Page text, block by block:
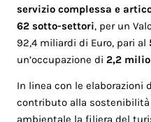
servizio complessa e
62 sotto-settori, per un
92,4 miliardi di Euro, pari al
un’occupazione di2,2
In linea con le elaborazioni
contributo alla sostenibilità
ambientale la filiera del